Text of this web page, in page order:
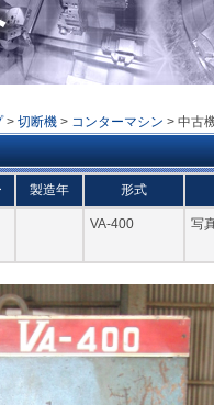
> 切断機 > コンターマシン > 中古
製造年 形式
VA-400 写